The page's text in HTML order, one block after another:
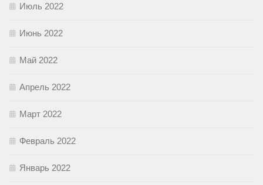
Июль 2022
Июнь 2022
Май 2022
Апрель 2022
Март 2022
Февраль 2022
Январь 2022